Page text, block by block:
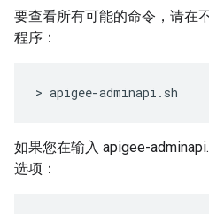
要查看所有可能的命令，请在
程序：
> apigee-adminapi.sh
如果您在输入 apigee-
选项：